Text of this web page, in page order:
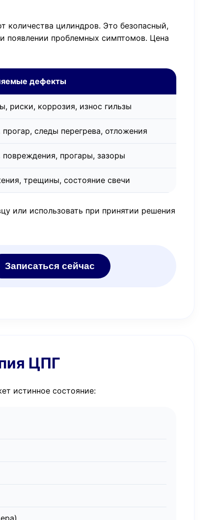
количества цилиндров. Это безопасный,
появлении проблемных симптомов. Цена
дефекты
риски, коррозия, износ гильзы
прогар, следы перегрева, отложения
повреждения, прогары, зазоры
трещины, состояние свечи
или использовать при принятии решения
Записаться сейчас
ЦПГ
истинное состояние: